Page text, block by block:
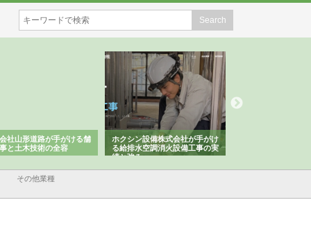
社山形道路が手がける舗
と土木技術の全容
ホクシン設備株式会社が手がけ
る給排水空調消火設備工事の実
績と強み
その他業種